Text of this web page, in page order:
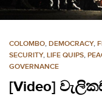
e
COLOMBO, DEMOCRACY,
SECURITY, LIFE QUIPS,
GOVERNANCE
[Video]